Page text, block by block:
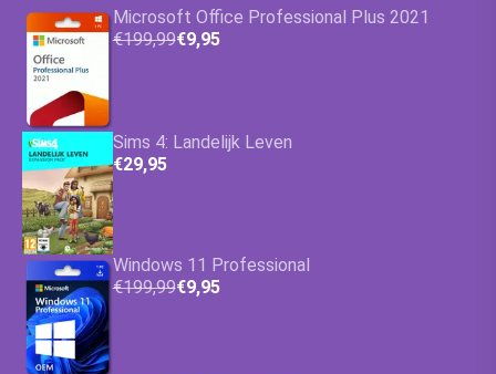
Microsoft Office Professional Plus 2021
€199,99€9,95
Sims 4: Landelijk Leven
€29,95
Windows 11 Professional
€199,99€9,95